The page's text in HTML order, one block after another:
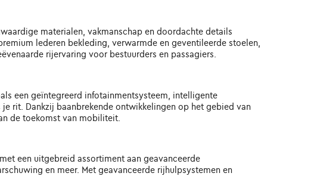
materialen, vakmanschap en doordachte details
lederen bekleding, verwarmde en geventileerde stoelen,
rijervaring voor bestuurders en passagiers.
een geïntegreerd infotainmentsysteem, intelligente
rit. Dankzij baanbrekende ontwikkelingen op het gebied van
de toekomst van mobiliteit.
een uitgebreid assortiment aan geavanceerde
en meer. Met geavanceerde rijhulpsystemen en